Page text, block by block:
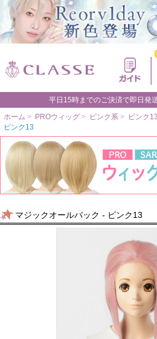
平日15時までのご決済で即日発
ホーム > PROウィッグ > ピンク系 > ピンク13
ピンク13
マジックオールバック - ピンク13